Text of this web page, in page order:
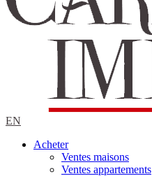
EN
Acheter
Ventes maisons
Ventes appartements